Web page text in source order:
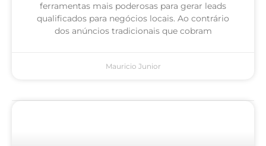
ferramentas mais poderosas para gerar leads
qualificados para negócios locais. Ao contrário
dos anúncios tradicionais que cobram
Mauricio Junior